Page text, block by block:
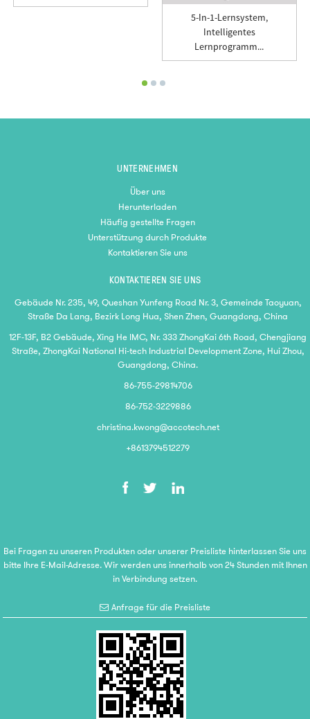
5-In-1-Lernsystem,
Intelligentes
Lernprogramm...
UNTERNEHMEN
Über uns
Herunterladen
Häufig gestellte Fragen
Unterstützung durch Produkte
Kontaktieren Sie uns
KONTAKTIEREN SIE UNS
Gebäude Nr. 235, 49, Queshan Yunfeng Road Nr. 3, Gemeinde Taoyuan,
Straße Da Lang, Bezirk Long Hua, Shen Zhen, Guangdong, China
12F-13F, B2 Gebäude, Xing He IMC, Nr. 333 ZhongKai 6th Road, Chengjiang
Straße, ZhongKai National Hi-tech Industrial Development Zone, Hui Zhou,
Guangdong, China.
86-755-29814706
86-752-3229886
christina.kwong@accotech.net
+8613794512279
Bei Fragen zu unseren Produkten oder unserer Preisliste hinterlassen Sie uns
bitte Ihre E-Mail-Adresse. Wir werden uns innerhalb von 24 Stunden mit Ihnen
in Verbindung setzen.
Anfrage für die Preisliste